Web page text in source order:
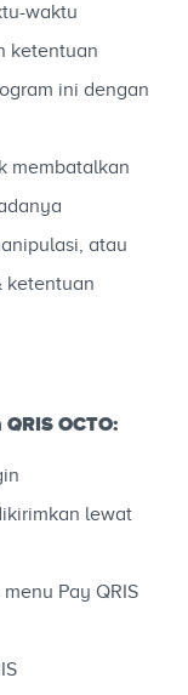
waktu
ketentuan
ini dengan
membatalkan
atau
ketentuan
OCTO:
lewat
Pay QRIS